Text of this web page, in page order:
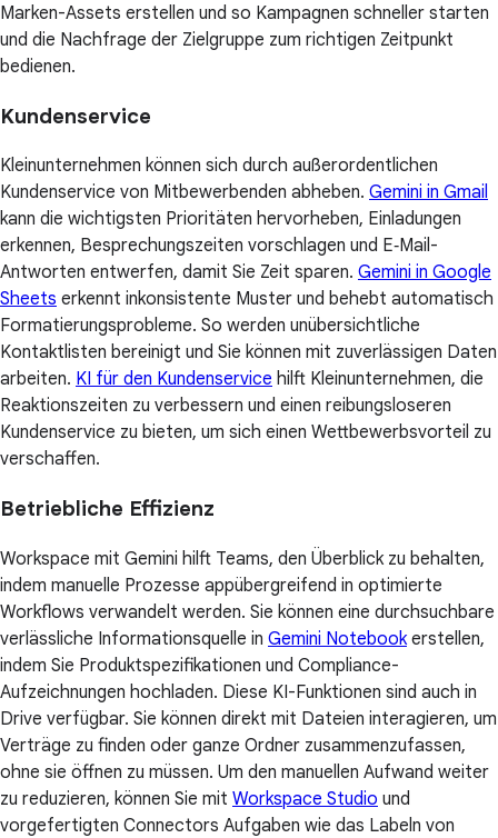
Marken-Assets erstellen und so Kampagnen schneller starten
und die Nachfrage der Zielgruppe zum richtigen Zeitpunkt
bedienen.
Kundenservice
Kleinunternehmen können sich durch außerordentlichen
Kundenservice von Mitbewerbenden abheben. Gemini in Gmail
kann die wichtigsten Prioritäten hervorheben, Einladungen
erkennen, Besprechungszeiten vorschlagen und E‑Mail-
Antworten entwerfen, damit Sie Zeit sparen. Gemini in Google
Sheets erkennt inkonsistente Muster und behebt automatisch
Formatierungsprobleme. So werden unübersichtliche
Kontaktlisten bereinigt und Sie können mit zuverlässigen Daten
arbeiten. KI für den Kundenservice hilft Kleinunternehmen, die
Reaktionszeiten zu verbessern und einen reibungsloseren
Kundenservice zu bieten, um sich einen Wettbewerbsvorteil zu
verschaffen.
Betriebliche Effizienz
Workspace mit Gemini hilft Teams, den Überblick zu behalten,
indem manuelle Prozesse appübergreifend in optimierte
Workflows verwandelt werden. Sie können eine durchsuchbare
verlässliche Informationsquelle in Gemini Notebookerstellen,
indem Sie Produktspezifikationen und Compliance-
Aufzeichnungen hochladen. Diese KI-Funktionen sind auch in
Drive verfügbar. Sie können direkt mit Dateien interagieren, um
Verträge zu finden oder ganze Ordner zusammenzufassen,
ohne sie öffnen zu müssen. Um den manuellen Aufwand weiter
zu reduzieren, können Sie mit Workspace Studio und
vorgefertigten Connectors Aufgaben wie das Labeln von